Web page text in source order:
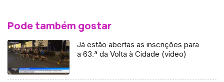
Pode também gostar
Já estão abertas as inscrições para
a 63.ª da Volta à Cidade (vídeo)